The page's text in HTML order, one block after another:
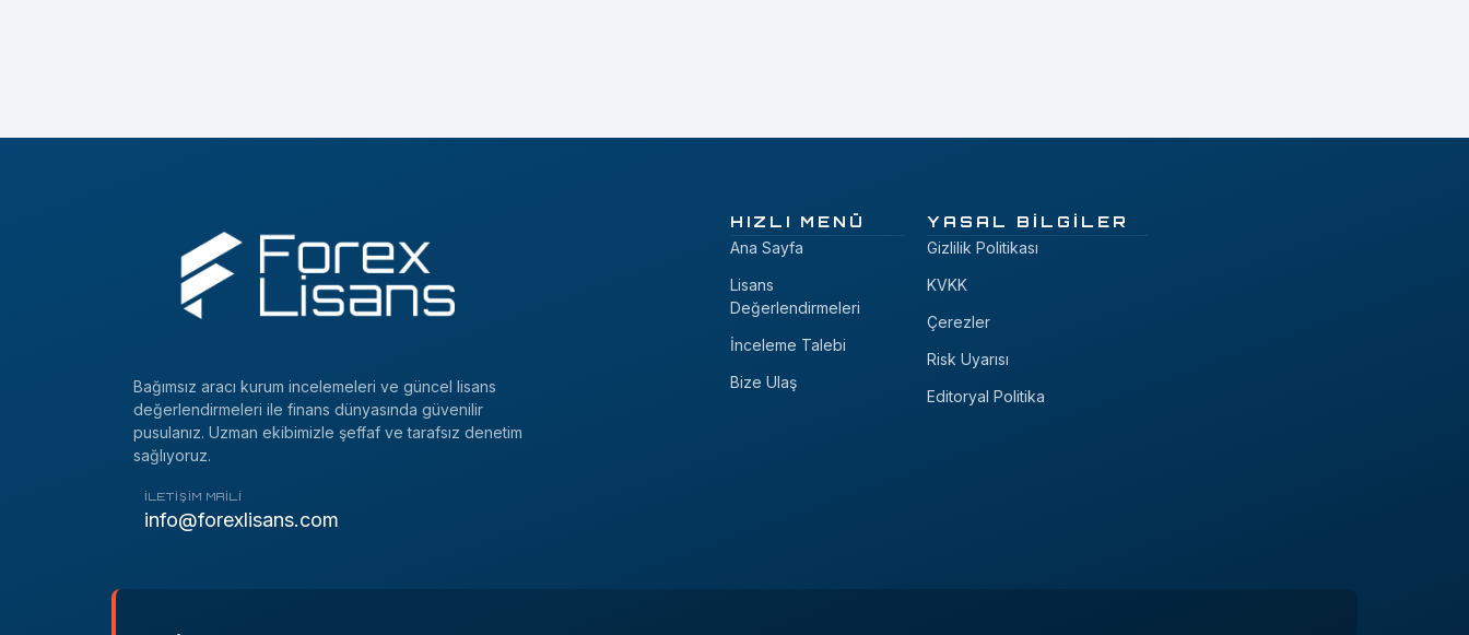
Bağımsız aracı kurum incelemeleri ve güncel lisans
değerlendirmeleri ile finans dünyasında güvenilir
pusulanız. Uzman ekibimizle şeffaf ve tarafsız denetim
sağlıyoruz.
İLETIŞIM MAILI
info@forexlisans.com
HIZLI MENÜ
Ana Sayfa
Lisans
Değerlendirmeleri
İnceleme Talebi
Bize Ulaş
YASAL BILGILER
Gizlilik Politikası
KVKK
Çerezler
Risk Uyarısı
Editoryal Politika